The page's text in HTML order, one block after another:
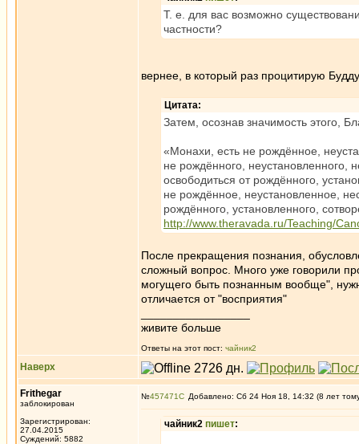
Т. е. для вас возможно
частности?
вернее, в который раз процитирую
Цитата:
Затем, осознав значимость этого,
«Монахи, есть не рождённое,
не рождённого, неустановленного,
освободиться от рождённого,
не рождённое, неустановленное,
рождённого, установленного,
http://www.theravada.ru/Teaching/
После прекращения познания,
сложный вопрос. Много уже говорили
могущего быть познанным вообще",
отличается от "восприятия"
живите больше
Ответы на этот пост: чайник2
Наверх
Frithegar
заблокирован
Зарегистрирован:
27.04.2015
Суждений: 5882
№457471 Добавлено: Сб 24 Ноя 18, 14:32 (8 лет
чайник2 пишет: